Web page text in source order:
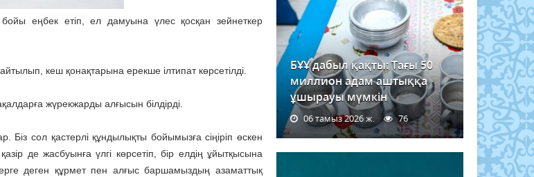
еңбек етіп, ел дамуына үлес қосқан зейнеткер
кеш қонақтарына ерекше ілтипат көрсетілді.
жүрекжарды алғысын білдірді.
сол қастерлі құндылықты бойымызға сіңіріп өскен
де жасбуынға үлгі көрсетіп, бір елдің ұйытқысына
деген құрмет пен алғыс баршамыздың азаматтық
БҰҰ дабыл қақты: Тағы 50
миллион адам аштыққа
ұшырауы мүмкін
06 тамыз 2026 ж. 76